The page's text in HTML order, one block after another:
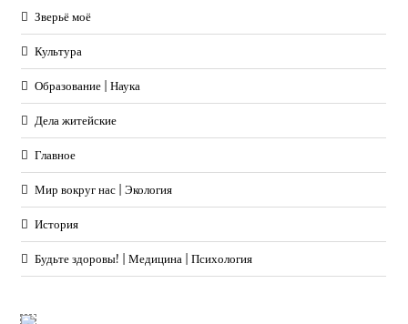
Зверьё моё
Культура
Образование | Наука
Дела житейские
Главное
Мир вокруг нас | Экология
История
Будьте здоровы! | Медицина | Психология